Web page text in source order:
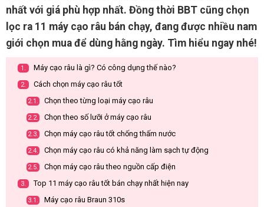
nhất với giá phù hợp nhất. Đồng thời BBT cũng chọn
lọc ra 11 máy cạo râu bán chạy, đang được nhiều nam
giới chọn mua để dùng hằng ngày. Tìm hiểu ngay nhé!
1. Máy cạo râu là gì? Có công dụng thế nào?
2. Cách chọn máy cạo râu tốt
2.1. Chọn theo từng loại máy cạo râu
2.2. Chọn theo số lưỡi ở máy cạo râu
2.3. Chọn máy cạo râu tốt chống thấm nước
2.4. Chọn máy cạo râu có khả năng làm sạch tự động
2.5. Chọn máy cạo râu theo nguồn cấp điện
3. Top 11 máy cạo râu tốt bán chạy nhất hiện nay
3.1. Máy cạo râu Braun 310s